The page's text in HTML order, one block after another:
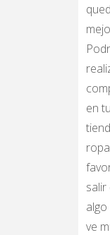
en
ropa
salir
ve